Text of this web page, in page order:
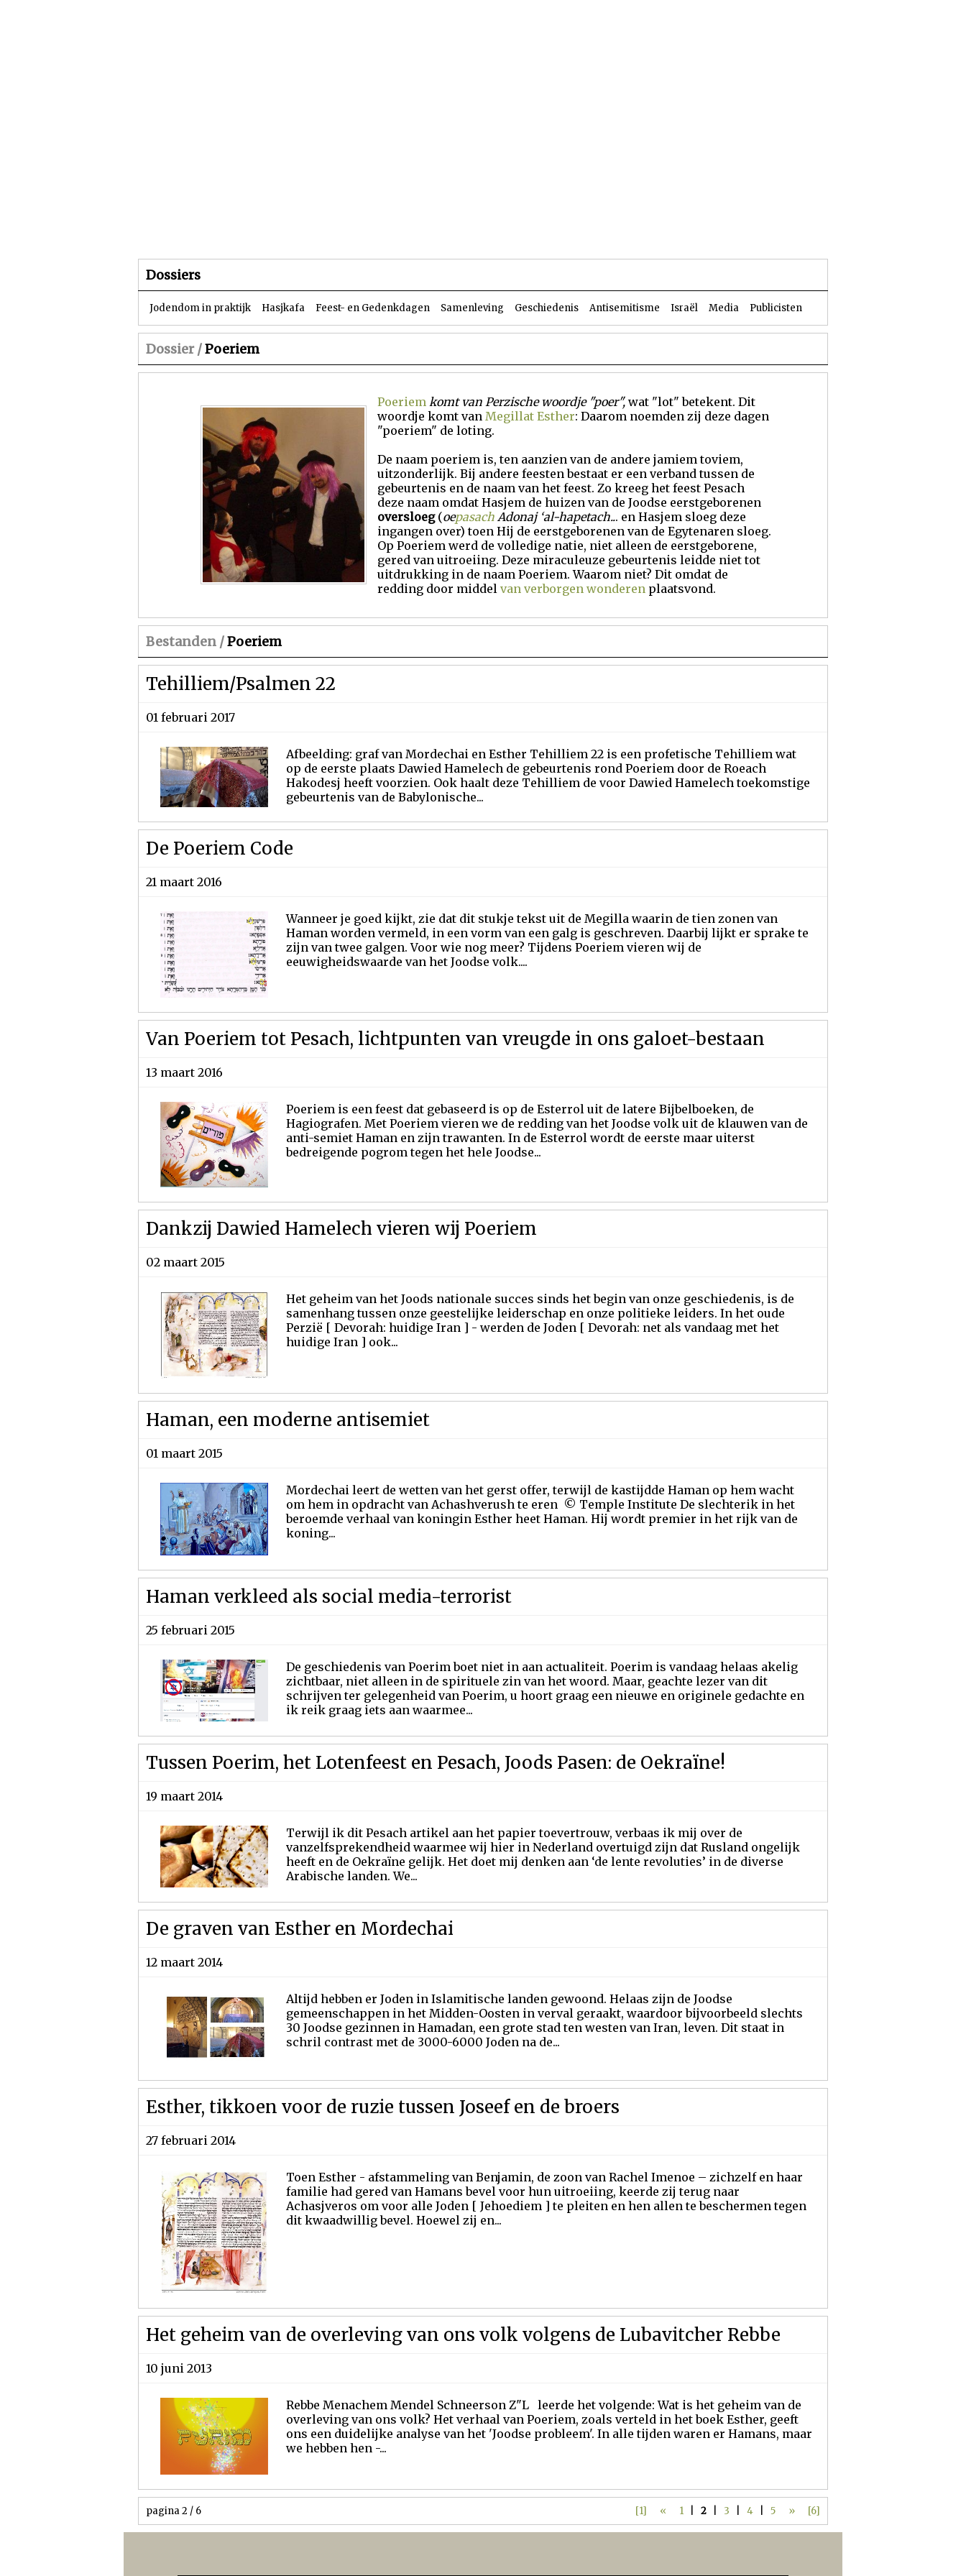
Dossiers
Jodendom in praktijk Hasjkafa Feest- en Gedenkdagen Samenleving Geschiedenis Antisemitisme Israël Media Publicisten
Dossier /Poeriem
Poeriemkomt van Perzische woordje "poer", wat "lot" betekent. Dit
woordje komt van Megillat Esther: Daarom noemden zij deze dagen
"poeriem" de loting.
De naam poeriem is, ten aanzien van de andere jamiem toviem,
uitzonderlijk. Bij andere feesten bestaat er een verband tussen de
gebeurtenis en de naam van het feest. Zo kreeg het feest Pesach
deze naam omdat Hasjem de huizen van de Joodse eerstgeborenen
oversloeg(oepasachAdonaj ‘al-hapetach... en Hasjem sloeg deze
ingangen over) toen Hij de eerstgeborenen van de Egytenaren sloeg.
Op Poeriem werd de volledige natie, niet alleen de eerstgeborene,
gered van uitroeiing. Deze miraculeuze gebeurtenis leidde niet tot
uitdrukking in de naam Poeriem. Waarom niet? Dit omdat de
redding door middel van verborgen wonderenplaatsvond.
Bestanden /Poeriem
Tehilliem/Psalmen 22
01 februari 2017
Afbeelding: graf van Mordechai en Esther Tehilliem 22 is een profetische Tehilliem wat
op de eerste plaats Dawied Hamelech de gebeurtenis rond Poeriem door de Roeach
Hakodesj heeft voorzien. Ook haalt deze Tehilliem de voor Dawied Hamelech toekomstige
gebeurtenis van de Babylonische...
De Poeriem Code
21 maart 2016
Wanneer je goed kijkt, zie dat dit stukje tekst uit de Megilla waarin de tien zonen van
Haman worden vermeld, in een vorm van een galg is geschreven. Daarbij lijkt er sprake te
zijn van twee galgen. Voor wie nog meer? Tijdens Poeriem vieren wij de
eeuwigheidswaarde van het Joodse volk....
Van Poeriem tot Pesach, lichtpunten van vreugde in ons galoet-bestaan
13 maart 2016
Poeriem is een feest dat gebaseerd is op de Esterrol uit de latere Bijbelboeken, de
Hagiografen. Met Poeriem vieren we de redding van het Joodse volk uit de klauwen van de
anti-semiet Haman en zijn trawanten. In de Esterrol wordt de eerste maar uiterst
bedreigende pogrom tegen het hele Joodse...
Dankzij Dawied Hamelech vieren wij Poeriem
02 maart 2015
Het geheim van het Joods nationale succes sinds het begin van onze geschiedenis, is de
samenhang tussen onze geestelijke leiderschap en onze politieke leiders. In het oude
Perzië [ Devorah: huidige Iran ] - werden de Joden [ Devorah: net als vandaag met het
huidige Iran ] ook...
Haman, een moderne antisemiet
01 maart 2015
Mordechai leert de wetten van het gerst offer, terwijl de kastijdde Haman op hem wacht
om hem in opdracht van Achashverush te eren © Temple Institute De slechterik in het
beroemde verhaal van koningin Esther heet Haman. Hij wordt premier in het rijk van de
koning...
Haman verkleed als social media-terrorist
25 februari 2015
De geschiedenis van Poerim boet niet in aan actualiteit. Poerim is vandaag helaas akelig
zichtbaar, niet alleen in de spirituele zin van het woord. Maar, geachte lezer van dit
schrijven ter gelegenheid van Poerim, u hoort graag een nieuwe en originele gedachte en
ik reik graag iets aan waarmee...
Tussen Poerim, het Lotenfeest en Pesach, Joods Pasen: de Oekraïne!
19 maart 2014
Terwijl ik dit Pesach artikel aan het papier toevertrouw, verbaas ik mij over de
vanzelfsprekendheid waarmee wij hier in Nederland overtuigd zijn dat Rusland ongelijk
heeft en de Oekraïne gelijk. Het doet mij denken aan ‘de lente revoluties’ in de diverse
Arabische landen. We...
De graven van Esther en Mordechai
12 maart 2014
Altijd hebben er Joden in Islamitische landen gewoond. Helaas zijn de Joodse
gemeenschappen in het Midden-Oosten in verval geraakt, waardoor bijvoorbeeld slechts
30 Joodse gezinnen in Hamadan, een grote stad ten westen van Iran, leven. Dit staat in
schril contrast met de 3000-6000 Joden na de...
Esther, tikkoen voor de ruzie tussen Joseef en de broers
27 februari 2014
Toen Esther - afstammeling van Benjamin, de zoon van Rachel Imenoe – zichzelf en haar
familie had gered van Hamans bevel voor hun uitroeiing, keerde zij terug naar
Achasjveros om voor alle Joden [ Jehoediem ] te pleiten en hen allen te beschermen tegen
dit kwaadwillig bevel. Hoewel zij en...
Het geheim van de overleving van ons volk volgens de Lubavitcher Rebbe
10 juni 2013
Rebbe Menachem Mendel Schneerson Z"L leerde het volgende: Wat is het geheim van de
overleving van ons volk? Het verhaal van Poeriem, zoals verteld in het boek Esther, geeft
ons een duidelijke analyse van het 'Joodse probleem'. In alle tijden waren er Hamans, maar
we hebben hen -...
pagina 2 / 6 [1] « 1 2 3 4 5 » [6]